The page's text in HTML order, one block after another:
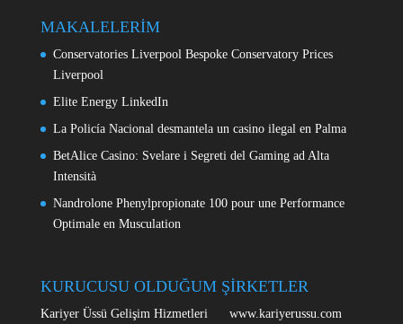
MAKALELERİM
Conservatories Liverpool Bespoke Conservatory Prices
Liverpool
Elite Energy LinkedIn
La Policía Nacional desmantela un casino ilegal en Palma
BetAlice Casino: Svelare i Segreti del Gaming ad Alta
Intensità
Nandrolone Phenylpropionate 100 pour une Performance
Optimale en Musculation
KURUCUSU OLDUĞUM ŞİRKETLER
Kariyer Üssü Gelişim Hizmetleri www.kariyerussu.com